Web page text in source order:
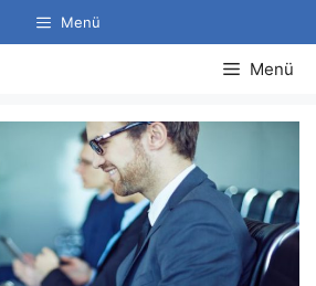
Menü
Menü